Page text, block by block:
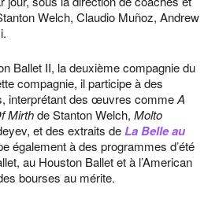
Welch, Claudio Muñoz, Andrew
Ballet II, la deuxième compagnie du
compagnie, il participe à des
interprétant des œuvres commeA
Mirthde Stanton Welch, Molto
et des extraits deLa Belle au
également à des programmes d’été
au Houston Ballet et à l’American
bourses au mérite.